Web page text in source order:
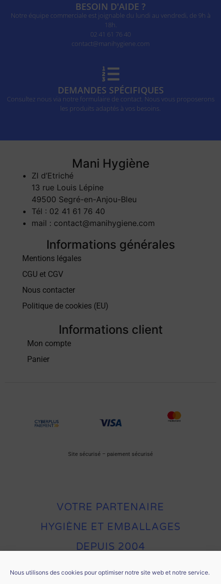
Nous utilisons des cookies pour optimiser notre site web et notre service.
BESOIN D'AIDE ?
Notre équipe commerciale est joignable du lundi au vendredi, de 9h à
18h.
02 41 61 76 40
contact@manihygiene.com
DEMANDES SPÉCIFIQUES
Consultez nous via notre formulaire de contact. Nous vous proposerons
les produits adaptés à vos besoins.
Mani Hygiène
ZI d’Etriché
13 rue Louis Lépine
49500 Segré-en-Anjou-Bleu
Tél : 02 41 61 76 40
mail : contact@manihygiene.com
Informations générales
Mentions légales
CGU et CGV
Nous contacter
Politique de cookies (EU)
Informations client
Mon compte
Panier
Site sécurisé – paiement sécurisé
VOTRE PARTENAIRE
HYGIÈNE ET EMBALLAGES
DEPUIS 2004